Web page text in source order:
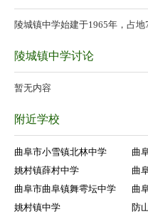
陵城镇中学始建于1965年，占地
陵城镇中学讨论
暂无内容
附近学校
曲阜市小雪镇北林中学 曲
姚村镇薛村中学
曲
曲阜市曲阜镇舞雩坛中学
曲
姚村镇中学
防